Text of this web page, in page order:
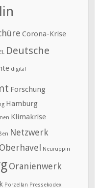
Corona-Krise
Deutsche
digital
Forschung
Hamburg
Klimakrise
Netzwerk
Neuruppin
Oranienwerk
Porzellan Pressekodex